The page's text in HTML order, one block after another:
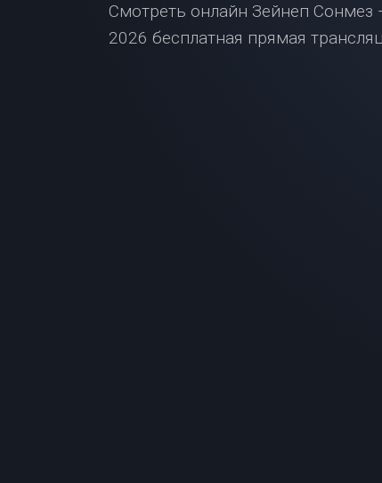
Смотреть онлайн Зейнеп
2026 бесплатная прямая